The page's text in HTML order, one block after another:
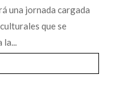
una jornada cargada
que se
la...